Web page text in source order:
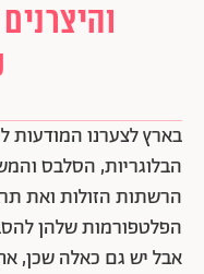
בארץ לצערנו המודעות
הבלוגריות, הסלבס
הרשתות הזולות ואת
הפלטפורמות שלהן
אבל יש גם כאלה שכן,